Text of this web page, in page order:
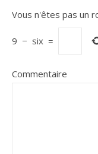
Vous n'êtes pas un
9 − six =
Commentaire